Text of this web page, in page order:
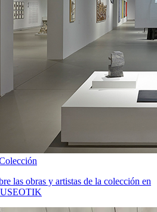
las obras y artistas de la colección en